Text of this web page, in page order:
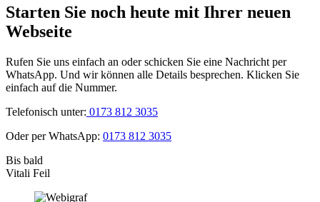
Starten Sie noch heute mit Ihrer neuen
Webseite
Rufen Sie uns einfach an oder schicken Sie eine Nachricht per
WhatsApp. Und wir können alle Details besprechen. Klicken Sie
einfach auf die Nummer.
Telefonisch unter: 0173 812 3035
Oder per WhatsApp: 0173 812 3035
Bis bald
Vitali Feil